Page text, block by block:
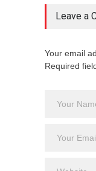
Leave a
Your email
Required